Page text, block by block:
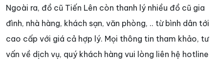
Ngoài ra, đồ cũ Tiến Lên còn thanh lý nhiều đồ cũ gia
đình, nhà hàng, khách sạn, văn phòng, .. từ bình dân tới
cao cấp với giá cả hợp lý. Mọi thông tin tham khảo, tư
vấn về dịch vụ, quý khách hàng vui lòng liên hệ hotline